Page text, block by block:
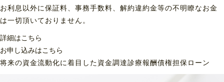
お利息以外に保証料、事務手数料、解約違約金等の不明瞭なお金
は一切頂いておりません。
詳細はこちら
お申し込みはこちら
将来の資金流動化に着目した資金調達診療報酬債権担保ローン